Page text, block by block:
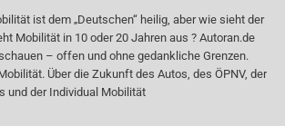
ist dem „Deutschen“ heilig, aber wie sieht der
Mobilität in 10 oder 20 Jahren aus ? Autoran.de
– offen und ohne gedankliche Grenzen.
Über die Zukunft des Autos, des ÖPNV, der
und der Individual Mobilität